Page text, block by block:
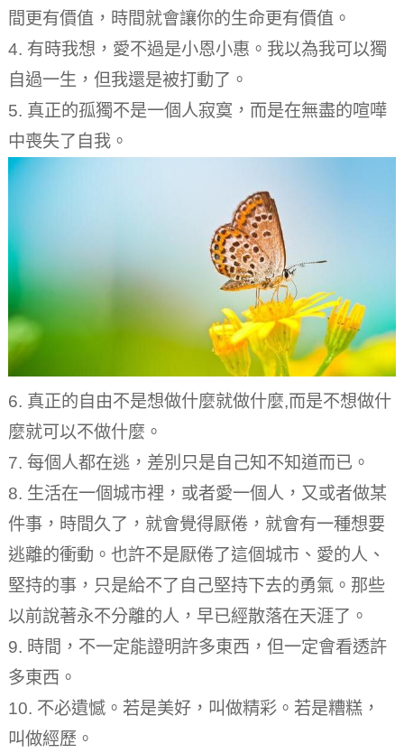
間更有價值，時間就會讓你的生命更有價值。
4. 有時我想，愛不過是小恩小惠。 我以為我可以獨
自過一生，但我還是被打動了。
5. 真正的孤獨不是一個人寂寞，而是在無盡的喧嘩
中喪失了自我。
6. 真正的自由不是想做什麼就做什麼,而是不想做什
麼就可以不做什麼。
7. 每個人都在逃，差別只是自己知不知道而已。
8. 生活在一個城市裡，或者愛一個人，又或者做某
件事，時間久了，就會覺得厭倦，就會有一種想要
逃離的衝動。 也許不是厭倦了這個城市、愛的人、
堅持的事，只是給不了自己堅持下去的勇氣。 那些
以前說著永不分離的人，早已經散落在天涯了。
9. 時間，不一定能證明許多東西，但一定會看透許
多東西。
10. 不必遺憾。 若是美好，叫做精彩。 若是糟糕，
叫做經歷。